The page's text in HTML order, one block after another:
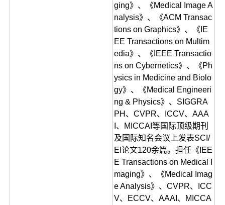
ging》、《Medical Image A
nalysis》、《ACM Transac
tions on Graphics》、《IE
EE Transactions on Multim
edia》、《IEEE Transactio
ns on Cybernetics》、《Ph
ysics in Medicine and Biolo
gy》、《Medical Engineeri
ng & Physics》、SIGGRA
PH、CVPR、ICCV、AAA
I、MICCAI等国际顶级期刊
及国际知名会议上发表SCI/
EI论文120余篇。担任《IEE
E Transactions on Medical I
maging》、《Medical Imag
e Analysis》、CVPR、ICC
V、ECCV、AAAI、MICCA